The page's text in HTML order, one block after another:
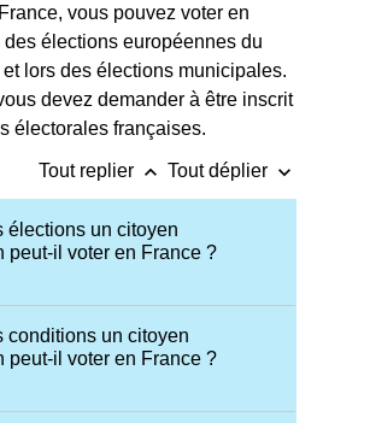
vous pouvez voter en
des élections européennes du
lors des élections municipales.
devez demander à être inscrit
électorales françaises.
Tout replier keyboard_arrow_up Tout déplier keyboard_arrow_down
élections un citoyen
peut-il voter en France ?
conditions un citoyen
peut-il voter en France ?